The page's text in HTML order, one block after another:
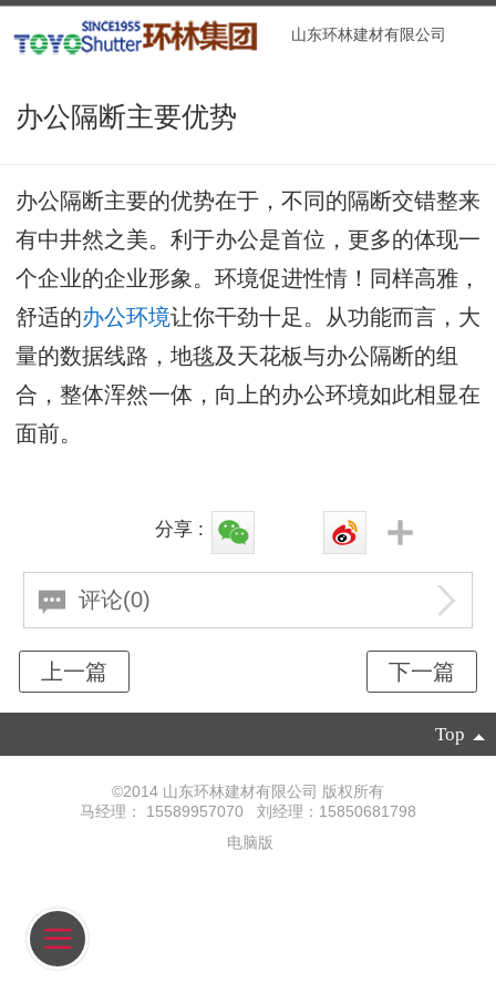
山东环林建材有限公司
办公隔断主要优势
办公隔断主要的优势在于，不同的隔断交错整来
有中井然之美。利于办公是首位，更多的体现一
个企业的企业形象。环境促进性情！同样高雅，
舒适的办公环境让你干劲十足。从功能而言，大
量的数据线路，地毯及天花板与办公隔断的组
合，整体浑然一体，向上的办公环境如此相显在
面前。
分享 :
评论(0)
Top
©2014 山东环林建材有限公司 版权所有
马经理： 15589957070 刘经理：15850681798
电脑版